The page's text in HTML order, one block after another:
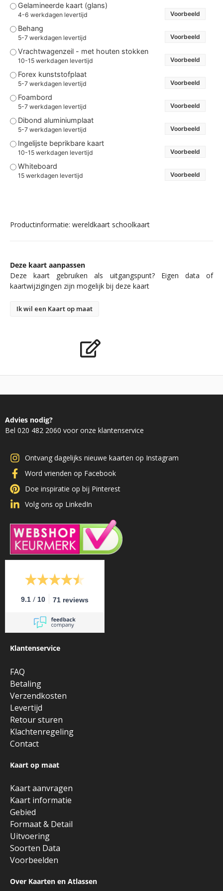
Gelamineerde kaart (glans)
4-6 werkdagen levertijd Voorbeeld
Behang
5-7 werkdagen levertijd Voorbeeld
Vrachtwagenzeil - met houten stokken
10-15 werkdagen levertijd Voorbeeld
Forex kunststofplaat
5-7 werkdagen levertijd Voorbeeld
Foambord
5-7 werkdagen levertijd Voorbeeld
Dibond aluminiumplaat
5-7 werkdagen levertijd Voorbeeld
Ingelijste beprikbare kaart
10-15 werkdagen levertijd Voorbeeld
Whiteboard
15 werkdagen levertijd Voorbeeld
Productinformatie: wereldkaart schoolkaart
Deze kaart aanpassen
Deze kaart gebruiken als uitgangspunt? Eigen data of
kaartwijzigingen zijn mogelijk bij deze kaart
Ik wil een Kaart op maat
Advies nodig?
Bel 020 482 2060 voor onze klantenservice
Ontvang dagelijks nieuwe kaarten op Instagram
Word vrienden op Facebook
Doe inspiratie op bij Pinterest
Volg ons op LinkedIn
9.1 / 10 71 reviews
Klantenservice
FAQ
Betaling
Verzendkosten
Levertijd
Retour sturen
Klachtenregeling
Contact
Kaart op maat
Kaart aanvragen
Kaart informatie
Gebied
Formaat & Detail
Uitvoering
Soorten Data
Voorbeelden
Over Kaarten en Atlassen